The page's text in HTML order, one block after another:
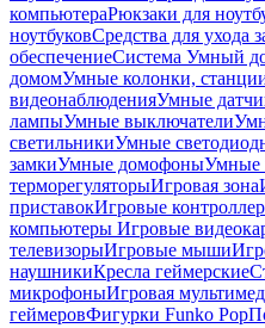
компьютераРюкзаки для
ноутбуковСредства для ухода
обеспечениеСистема Умный
домомУмные колонки,
видеонаблюденияУмные
лампыУмные выключатели
светильникиУмные
замкиУмные домофоныУмные
терморегуляторыИгровая зона
приставокИгровые
компьютеры Игровые
телевизорыИгровые мыши
наушникиКресла геймерские
микрофоныИгровая
геймеровФигурки Funko Pop